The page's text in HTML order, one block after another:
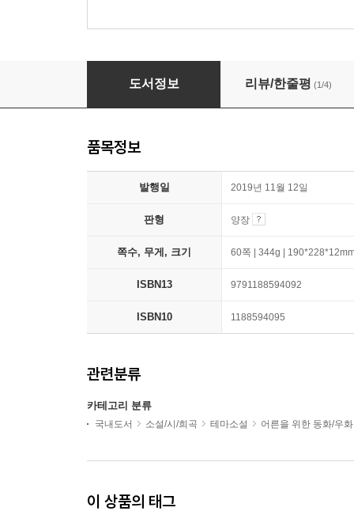
불행이 나만 피해갈 리 없지
도서정보 리뷰/한줄평 (1/4)
품목정보
발행일 2019년 11월 12일
판형 양장
쪽수, 무게, 크기 60쪽 | 344g |
ISBN13 9791188594092
ISBN10 1188594095
관련분류
카테고리 분류
국내도서 소설/시/희곡 테마소설 어른을 위한 동화/우화
이 상품의 태그